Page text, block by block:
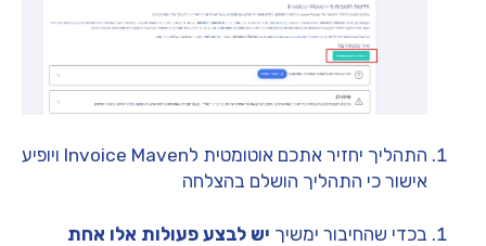
התהליך יחזיר אתכם אוטומטית לInvoice Maven ויופיע
אישור כי התהליך הושלם בהצלחה
בכדי שהחיבור ימשיך יש לבצע פעולות אלו אחת